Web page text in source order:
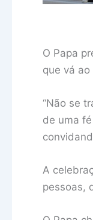
O Papa
que vá
“Não se
de uma
A
pessoas,